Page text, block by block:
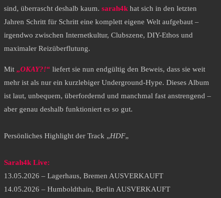
sind, überrascht deshalb kaum. sarah4khat sich in den letzten
Jahren Schritt für Schritt eine komplett eigene Welt aufgebaut –
irgendwo zwischen Internetkultur, Clubszene, DIY-Ethos und
maximaler Reizüberflutung.
Mit „OKAY?!“ liefert sie nun endgültig den Beweis, dass sie weit
mehr ist als nur ein kurzlebiger Underground-Hype. Dieses Album
ist laut, unbequem, überfordernd und manchmal fast anstrengend –
aber genau deshalb funktioniert es so gut.
Persönliches Highlight der Track „HDF„
Sarah4k Live:
13.05.2026 – Lagerhaus, Bremen AUSVERKAUFT
14.05.2026 – Humboldthain, Berlin AUSVERKAUFT